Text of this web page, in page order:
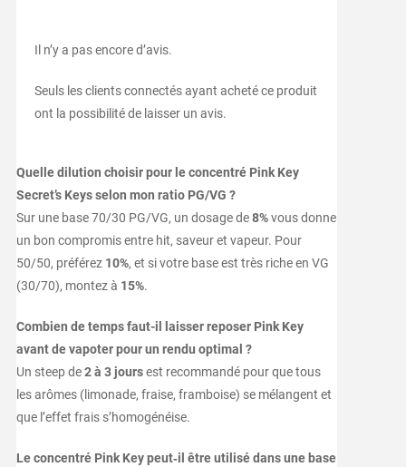
Il n’y a pas encore d’avis.
Seuls les clients connectés ayant acheté ce produit
ont la possibilité de laisser un avis.
Quelle dilution choisir pour le concentré Pink Key
Secret’s Keys selon mon ratio PG/VG ?
Sur une base 70/30 PG/VG, un dosage de8%vous donne
un bon compromis entre hit, saveur et vapeur. Pour
50/50, préférez 10%, et si votre base est très riche en VG
(30/70), montez à 15%.
Combien de temps faut-il laisser reposer Pink Key
avant de vapoter pour un rendu optimal ?
Un steep de2 à 3 joursest recommandé pour que tous
les arômes (limonade, fraise, framboise) se mélangent et
que l’effet frais s’homogénéise.
Le concentré Pink Key peut‑il être utilisé dans une base